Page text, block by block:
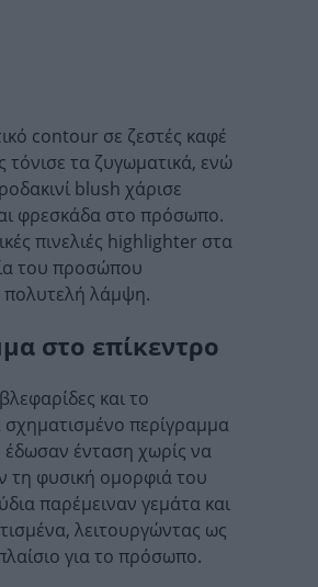
contour σε ζεστές καφέ
τόνισε τα ζυγωματικά, ενώ
blush χάρισε
φρεσκάδα στο πρόσωπο.
πινελιές highlighter στα
του προσώπου
λάμψη.
στο επίκεντρο
και το
σχηματισμένο περίγραμμα
ένταση χωρίς να
τη φυσική ομορφιά του
παρέμειναν γεμάτα και
λειτουργώντας ως
για το πρόσωπο.